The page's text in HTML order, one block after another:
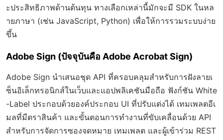
ะประสิทธิภาพด้านต้นทุน ทางเลือกเหล่านี้มักจะมี SDK ในหล
ายภาษา (เช่น JavaScript, Python) เพื่อให้การรวมระบบง่าย
ขึ้น
Adobe Sign (ปัจจุบันคือ Adobe Acrobat Sign)
Adobe Sign นำเสนอชุด API ที่ครอบคลุมสำหรับการฝังลายเ
ซ็นอิเล็กทรอนิกส์ในเว็บและแอปพลิเคชันมือถือ ฟังก์ชัน White
-Label ประกอบด้วยองค์ประกอบ UI ที่ปรับแต่งได้ เทมเพลตอีเ
มลที่มีตราสินค้า และขั้นตอนการทำงานที่ขับเคลื่อนด้วย API
สำหรับการจัดการซองจดหมาย เทมเพลต และผู้เข้าร่วม REST